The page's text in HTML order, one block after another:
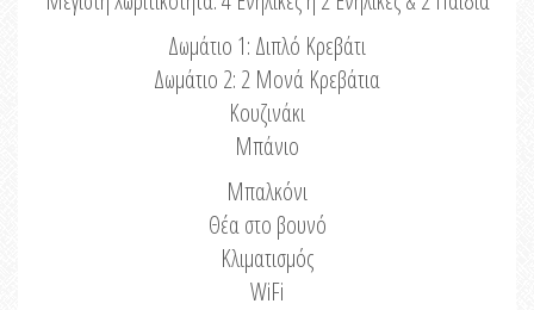
Δωμάτιο 1: Διπλό Κρεβάτι
Δωμάτιο 2: 2 Μονά Κρεβάτια
Κουζινάκι
Μπάνιο
Μπαλκόνι
Θέα στο βουνό
Κλιματισμός
WiFi